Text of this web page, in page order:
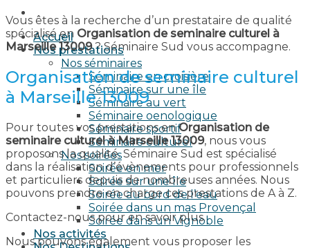
Accueil
Nos prestations
Nos séminaires
Séminaire en croisière
Séminaire sur une île
Séminaire au vert
Séminaire oenologique
Séminaire sportif
Séminaire culturel
Nos soirées
Soirée en mer
Soirée sur une île
Soirée au bord de l’eau
Soirée dans un mas Provençal
Soirée dans un Vignoble
Nos activités
Vous êtes à la recherche d’un prestataire de qualité
spécialisé en Organisation de seminaire culturel à
Marseille 13009? Séminaire Sud vous accompagne.
Organisation de seminaire culturel
à Marseille 13009
Pour toutes vos prestations enOrganisation de
seminaire culturel à Marseille 13009, nous vous
proposons la qualité. Séminaire Sud est spécialisé
dans la réalisation d’évènements pour professionnels
et particuliers depuis de nombreuses années. Nous
pouvons prendre en charge ces prestations de A à Z.
Contactez-nous pour en savoir plus.
Nous pouvons également vous proposer les